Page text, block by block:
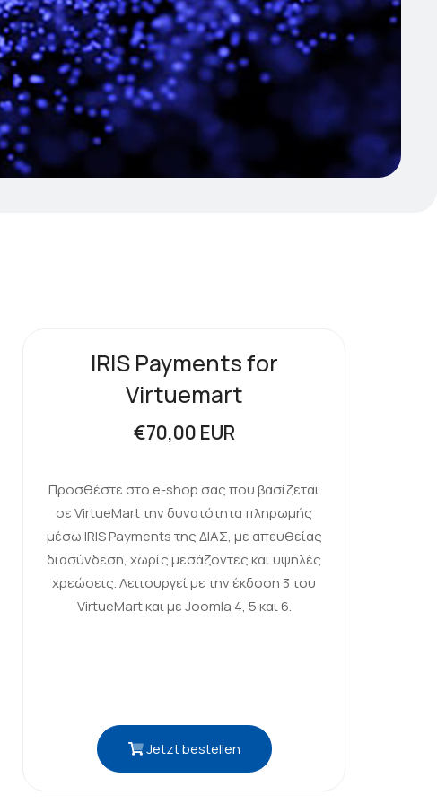
IRIS Payments for
Virtuemart
€70,00 EUR
Προσθέστε στο e-shop σας που βασίζεται
σε VirtueMart την δυνατότητα πληρωμής
μέσω IRIS Payments της ΔΙΑΣ, με απευθείας
διασύνδεση, χωρίς μεσάζοντες και υψηλές
χρεώσεις. Λειτουργεί με την έκδοση 3 του
VirtueMart και με Joomla 4, 5 και 6.
Jetzt bestellen